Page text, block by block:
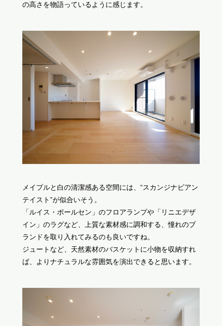
の高さを物語っているように感じます。
メイプルと白の清潔感ある空間には、“スカンジナビアン
テイスト”が似合いそう。
「ルイス・ポールセン」のフロアランプや「リニエデザ
イン」のラグなど、上質な素材感に調和する、憧れのブ
ランドを取り入れてみるのも良いですね。
ジュートなど、天然素材のバスケットに小物を収納すれ
ば、よりナチュラルな雰囲気を演出できると思います。